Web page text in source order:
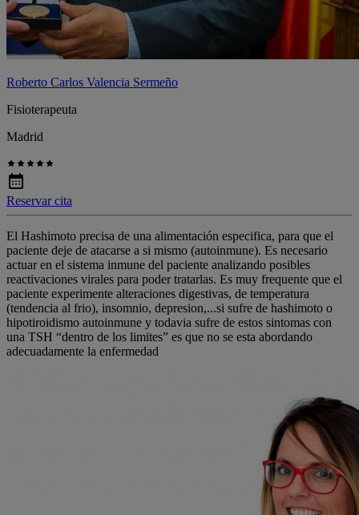
Roberto Carlos Valencia Sermeño
Fisioterapeuta
Madrid
Reservar cita
El Hashimoto precisa de una alimentación especifica, para que el
paciente deje de atacarse a si mismo (autoinmune). Es necesario
actuar en el sistema inmune del paciente analizando posibles
reactivaciones virales para poder tratarlas. Es muy frequente que el
paciente experimente alteraciones digestivas, de temperatura
(tendencia al frio), insomnio, depresion,...si sufre de hashimoto o
hipotiroidismo autoinmune y todavia sufre de estos sintomas con
una TSH “dentro de los limites” es que no se esta abordando
adecuadamente la enfermedad